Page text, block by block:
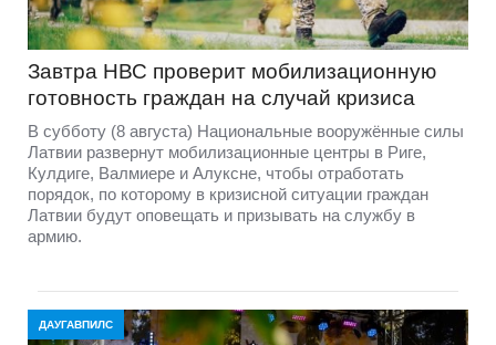
Завтра НВС проверит мобилизационную
готовность граждан на случай кризиса
В субботу (8 августа) Национальные вооружённые силы
Латвии развернут мобилизационные центры в Риге,
Кулдиге, Валмиере и Алуксне, чтобы отработать
порядок, по которому в кризисной ситуации граждан
Латвии будут оповещать и призывать на службу в
армию.
ДАУГАВПИЛС